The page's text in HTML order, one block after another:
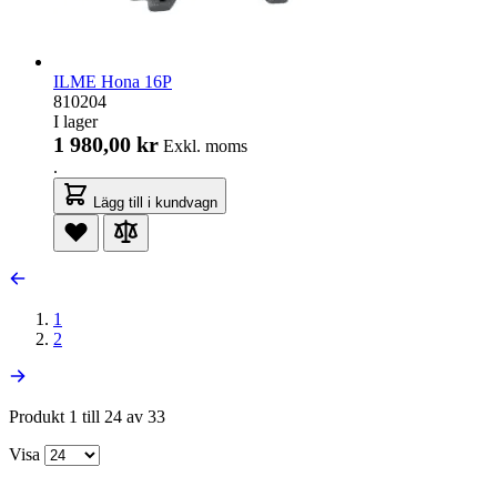
ILME Hona 16P
810204
I lager
1 980,00 kr Exkl. moms
.
Lägg till i kundvagn
1
2
Produkt 1 till 24 av 33
Visa